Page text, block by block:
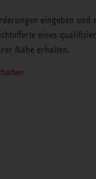
eingeben und
eines
Nähe erhalten.